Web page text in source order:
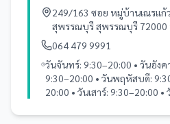
249/163 ซอย หมู่บ้านเณรแก้
สุพรรณบุรี สุพรรณบุรี 72000
064 479 9991
วันจันทร์: 9:30–20:00 • วันอังค
9:30–20:00 • วันพฤหัสบดี:
20:00 • วันเสาร์: 9:30–20:00